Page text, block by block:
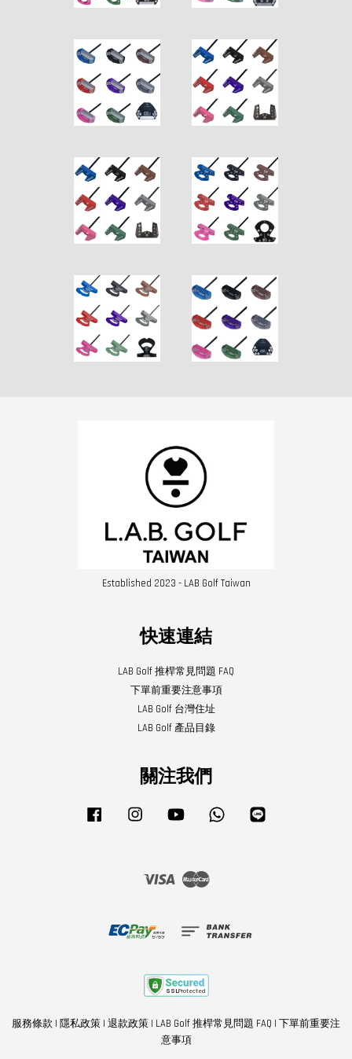
Established 2023 - LAB Golf Taiwan
快速連結
LAB Golf 推桿常見問題 FAQ
下單前重要注意事項
LAB Golf 台灣住址
LAB Golf 產品目錄
關注我們
Facebook Instagram YouTube Whatsapp
Visa Master
服務條款 | 隱私政策 | 退款政策 | LAB Golf 推桿常見問題 FAQ | 下單前重要注
意事項